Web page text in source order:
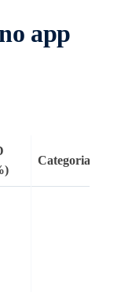
app
Categoria